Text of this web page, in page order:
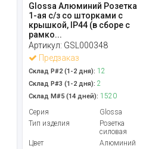
Glossa Алюминий Розетка
1-ая с/з со шторками с
крышкой, IP44 (в сборе с
рамко...
Артикул: GSL000348
Предзаказ
Склад Р#2 (1-2 дня): 12
Склад Р#3 (1-2 дня): 2
Склад М#5 (14 дней): 1520
Серия
Glossa
Тип изделия
Розетка
силовая
Цвет
Алюминий